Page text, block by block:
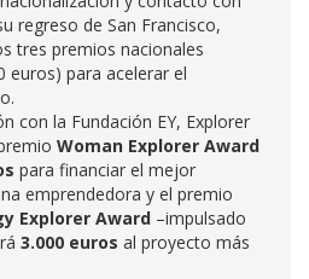
regreso de San Francisco,
tres premios nacionales
euros) para acelerar el
con la Fundación EY, Explorer
Woman Explorer Award
para financiar el mejor
emprendedora y el premio
Explorer Award –impulsado
3.000 euros al proyecto más